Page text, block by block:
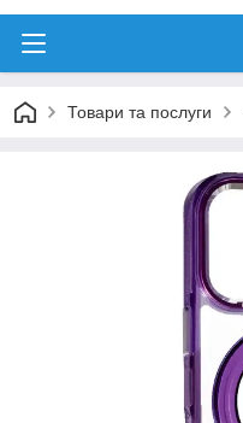
Товари та послуги